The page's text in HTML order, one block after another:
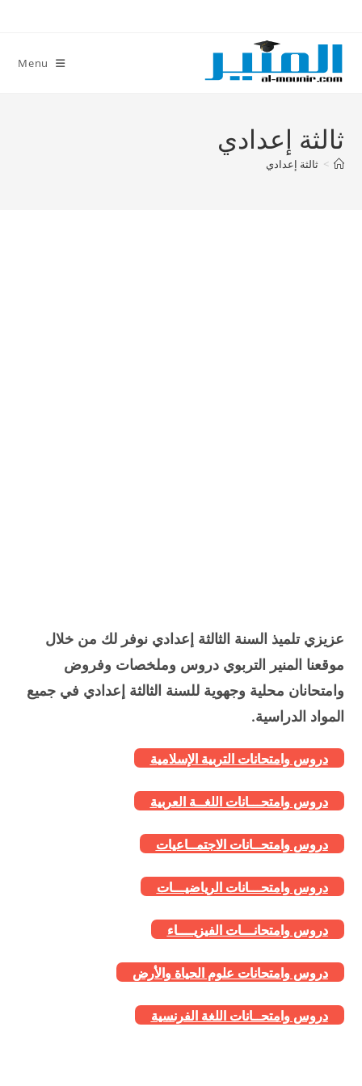
content
Menu
ثالثة إعدادي
> ثالثة إعدادي
عزيزي تلميذ السنة الثالثة إعدادي نوفر لك من خلال
موقعنا المنير التربوي دروس وملخصات وفروض
وامتحانان محلية وجهوية للسنة الثالثة إعدادي في جميع
المواد الدراسية.
دروس وامتحانات التربية الإسلامية
دروس وامتحـــانات اللغــة العربية
دروس وامتحــانات الاجتمــاعيات
دروس وامتحـــانات الرياضيـــات
دروس وامتحانـــات الفيزيــــاء
دروس وامتحانات علوم الحياة والأرض
دروس وامتحــانات اللغة الفرنسية